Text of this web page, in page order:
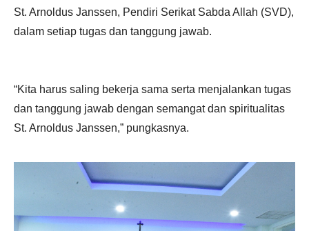
St. Arnoldus Janssen, Pendiri Serikat Sabda Allah (SVD),
dalam setiap tugas dan tanggung jawab.
“Kita harus saling bekerja sama serta menjalankan tugas
dan tanggung jawab dengan semangat dan spiritualitas
St. Arnoldus Janssen,” pungkasnya.